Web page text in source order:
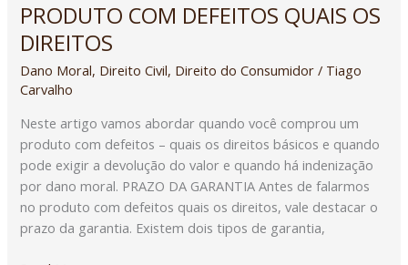
PRODUTO COM DEFEITOS QUAIS OS
DIREITOS
Dano Moral, Direito Civil, Direito do Consumidor / Tiago
Carvalho
Neste artigo vamos abordar quando você comprou um
produto com defeitos – quais os direitos básicos e quando
pode exigir a devolução do valor e quando há indenização
por dano moral. PRAZO DA GARANTIA Antes de falarmos
no produto com defeitos quais os direitos, vale destacar o
prazo da garantia. Existem dois tipos de garantia,